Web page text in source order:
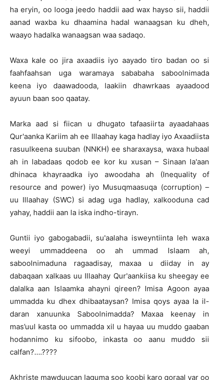
ha eryin, oo looga jeedo haddii aad wax hayso sii, haddii
aanad waxba ku dhaamina hadal wanaagsan ku dheh,
waayo hadalka wanaagsan waa sadaqo.
Waxa kale oo jira axaadiis iyo aayado tiro badan oo si
faahfaahsan uga waramaya sababaha saboolnimada
keena iyo daawadooda, laakiin dhawrkaas ayaadood
ayuun baan soo qaatay.
Marka aad si fiican u dhugato tafaasiirta ayaadahaas
Qur'aanka Kariim ah ee Illaahay kaga hadlay iyo Axaadiista
rasuulkeena suuban (NNKH) ee sharaxaysa, waxa hubaal
ah in labadaas qodob ee kor ku xusan – Sinaan la'aan
dhinaca khayraadka iyo awoodaha ah (Inequality of
resource and power) iyo Musuqmaasuqa (corruption) –
uu Illaahay (SWC) si adag uga hadlay, xalkooduna cad
yahay, haddii aan la iska indho-tirayn.
Guntii iyo gabogabadii, su'aalaha isweyntiinta leh waxa
weeyi ummaddeena oo ah ummad Islaam ah,
saboolnimaduna ragaadisay, maxaa u diiday in ay
dabaqaan xalkaas uu Illaahay Qur'aankiisa ku sheegay ee
dalalka aan Islaamka ahayni qireen? Imisa Agoon ayaa
ummadda ku dhex dhibaataysan? Imisa qoys ayaa la il-
daran xanuunka Saboolnimadda? Maxaa keenay in
mas’uul kasta oo ummadda xil u hayaa uu muddo gaaban
hodannimo ku sifoobo, inkasta oo aanu muddo sii
calfan?….????
Akhriste mawduucan laguma soo koobi karo qoraal yar oo